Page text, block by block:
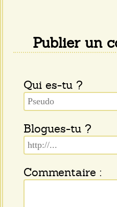
Publier un
Qui es-tu ?
Blogues-tu ?
Commentaire :